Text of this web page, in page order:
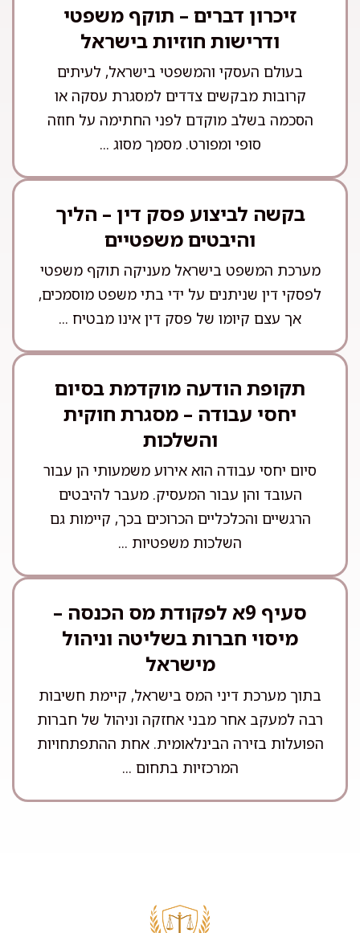
זיכרון דברים – תוקף משפטי
ודרישות חוזיות בישראל
בעולם העסקי והמשפטי בישראל, לעיתים
קרובות מבקשים צדדים למסגרת עסקה או
הסכמה בשלב מוקדם לפני החתימה על חוזה
סופי ומפורט. מסמך מסוג ...
בקשה לביצוע פסק דין – הליך
והיבטים משפטיים
מערכת המשפט בישראל מעניקה תוקף משפטי
לפסקי דין שניתנים על ידי בתי משפט מוסמכים,
אך עצם קיומו של פסק דין אינו מבטיח ...
תקופת הודעה מוקדמת בסיום
יחסי עבודה – מסגרת חוקית
והשלכות
סיום יחסי עבודה הוא אירוע משמעותי הן עבור
העובד והן עבור המעסיק. מעבר להיבטים
הרגשיים והכלכליים הכרוכים בכך, קיימות גם
השלכות משפטיות ...
סעיף 9א לפקודת מס הכנסה –
מיסוי חברות בשליטה וניהול
מישראל
בתוך מערכת דיני המס בישראל, קיימת חשיבות
רבה למעקב אחר מבני אחזקה וניהול של חברות
הפועלות בזירה הבינלאומית. אחת ההתפתחויות
המרכזיות בתחום ...